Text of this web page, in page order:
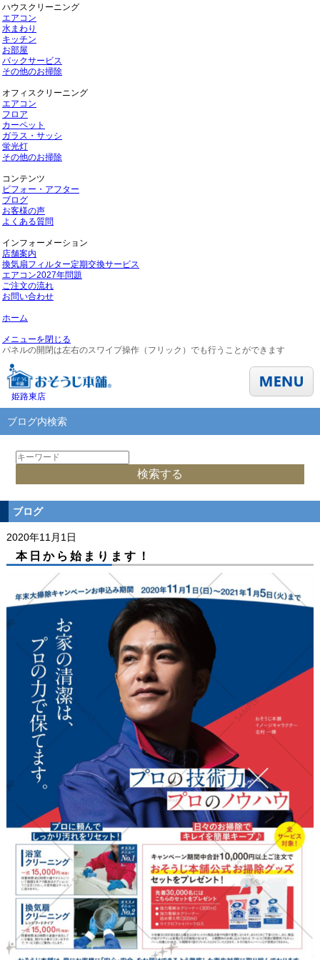
ハウスクリーニング
エアコン
水まわり
キッチン
お部屋
パックサービス
その他のお掃除
オフィスクリーニング
エアコン
フロア
カーペット
ガラス・サッシ
蛍光灯
その他のお掃除
コンテンツ
ビフォー・アフター
ブログ
お客様の声
よくある質問
インフォーメーション
店舗案内
換気扇フィルター定期交換サービス
エアコン2027年問題
ご注文の流れ
お問い合わせ
ホーム
メニューを閉じる
パネルの開閉は左右のスワイプ操作（フリック）でも行うことができます
姫路東店
ブログ内検索
ブログ
2020年11月1日
本日から始まります！